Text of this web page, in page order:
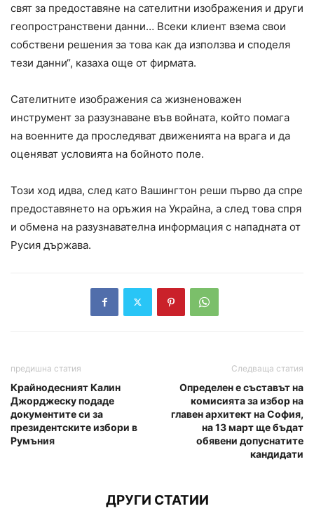
свят за предоставяне на сателитни изображения и други
геопространствени данни… Всеки клиент взема свои
собствени решения за това как да използва и споделя
тези данни“, казаха още от фирмата.
Сателитните изображения са жизненоважен
инструмент за разузнаване във войната, който помага
на военните да проследяват движенията на врага и да
оценяват условията на бойното поле.
Този ход идва, след като Вашингтон реши първо да спре
предоставянето на оръжия на Украйна, а след това спря
и обмена на разузнавателна информация с нападната от
Русия държава.
предишна статия
Крайнодесният Калин
Джорджеску подаде
документите си за
президентските избори в
Румъния
Следваща статия
Определен е съставът на
комисията за избор на
главен архитект на София,
на 13 март ще бъдат
обявени допуснатите
кандидати
ДРУГИ СТАТИИ